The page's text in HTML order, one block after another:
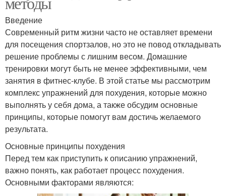
Введение
Современный ритм жизни часто не оставляет времени
для посещения спортзалов, но это не повод откладывать
решение проблемы с лишним весом. Домашние
тренировки могут быть не менее эффективными, чем
занятия в фитнес-клубе. В этой статье мы рассмотрим
комплекс упражнений для похудения, которые можно
выполнять у себя дома, а также обсудим основные
принципы, которые помогут вам достичь желаемого
результата.
Основные принципы похудения
Перед тем как приступить к описанию упражнений,
важно понять, как работает процесс похудения.
Основными факторами являются: